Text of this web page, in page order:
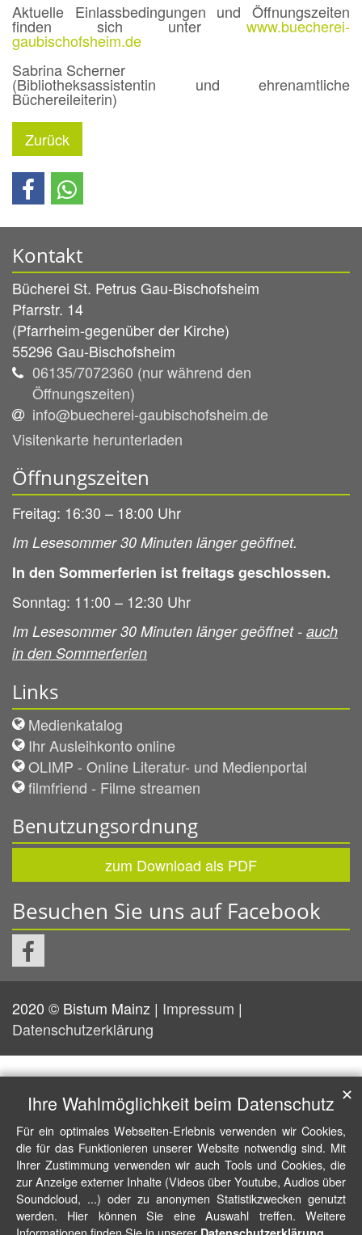
Aktuelle Einlassbedingungen und Öffnungszeiten
finden sich unter www.buecherei-
gaubischofsheim.de
Sabrina Scherner
(Bibliotheksassistentin und ehrenamtliche
Büchereileiterin)
Zurück
Kontakt
Bücherei St. Petrus Gau-Bischofsheim
Pfarrstr. 14
(Pfarrheim-gegenüber der Kirche)
55296Gau-Bischofsheim
06135/7072360 (nur während den
Öffnungszeiten)
info@buecherei-gaubischofsheim.de
Visitenkarte herunterladen
Öffnungszeiten
Freitag: 16:30 – 18:00 Uhr
Im Lesesommer 30 Minuten länger geöffnet.
In den Sommerferien ist freitags geschlossen.
Sonntag: 11:00 – 12:30 Uhr
Im Lesesommer 30 Minuten länger geöffnet - auch
in den Sommerferien
Links
Medienkatalog
Ihr Ausleihkonto online
OLIMP - Online Literatur- und Medienportal
filmfriend - Filme streamen
Benutzungsordnung
zum Download als PDF
Besuchen Sie uns auf Facebook
2020 © Bistum Mainz | Impressum |
Datenschutzerklärung
Ihre Wahlmöglichkeit beim Datenschutz
Für ein optimales Webseiten-Erlebnis verwenden wir Cookies,
die für das Funktionieren unserer Website notwendig sind. Mit
Ihrer Zustimmung verwenden wir auch Tools und Cookies, die
zur Anzeige externer Inhalte (Videos über Youtube, Audios über
Soundcloud, ...) oder zu anonymen Statistikzwecken genutzt
werden. Hier können Sie eine Auswahl treffen. Weitere
✕